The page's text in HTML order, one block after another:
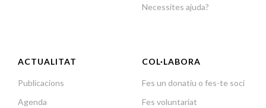
Necessites ajuda?
ACTUALITAT
Publicacions
Agenda
COL·LABORA
Fes un donatiu o fes-te soci
Fes voluntariat